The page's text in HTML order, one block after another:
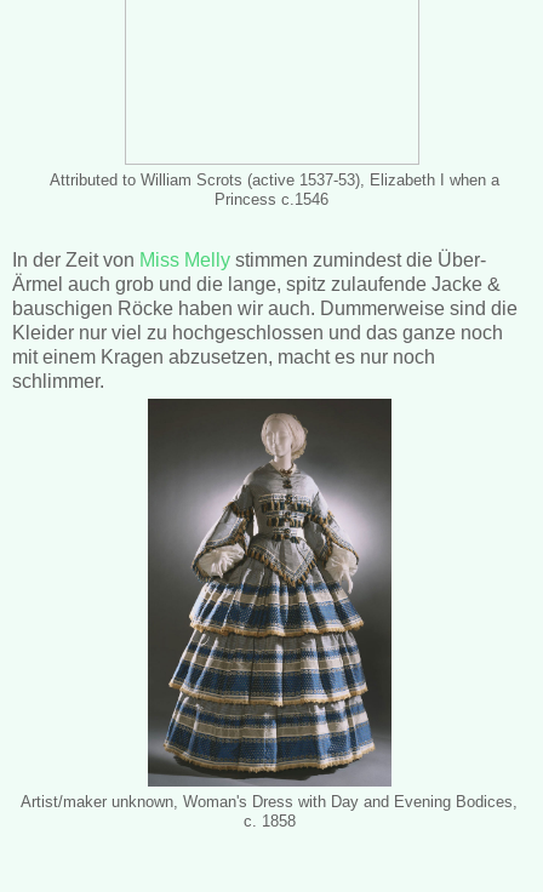
Attributed to William Scrots (active 1537-53), Elizabeth I when a
Princess c.1546
In der Zeit von Miss Melly stimmen zumindest die Über-
Ärmel auch grob und die lange, spitz zulaufende Jacke &
bauschigen Röcke haben wir auch. Dummerweise sind die
Kleider nur viel zu hochgeschlossen und das ganze noch
mit einem Kragen abzusetzen, macht es nur noch
schlimmer.
Artist/maker unknown, Woman's Dress with Day and Evening Bodices,
c. 1858